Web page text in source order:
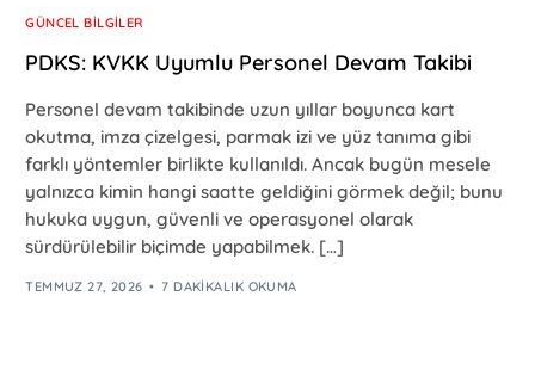
GÜNCEL BILGILER
PDKS: KVKK Uyumlu Personel Devam Takibi
Personel devam takibinde uzun yıllar boyunca kart
okutma, imza çizelgesi, parmak izi ve yüz tanıma gibi
farklı yöntemler birlikte kullanıldı. Ancak bugün mesele
yalnızca kimin hangi saatte geldiğini görmek değil; bunu
hukuka uygun, güvenli ve operasyonel olarak
sürdürülebilir biçimde yapabilmek. […]
TEMMUZ 27, 2026 7 DAKIKALIK OKUMA